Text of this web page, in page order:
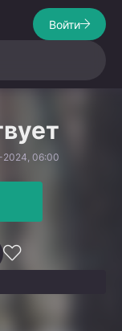
Войти
06:00